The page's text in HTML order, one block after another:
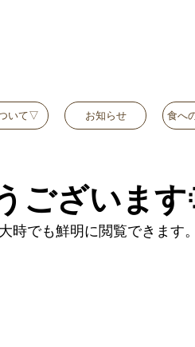
いて▽ お知らせ 食へ
ございます
でも鮮明に閲覧できます。